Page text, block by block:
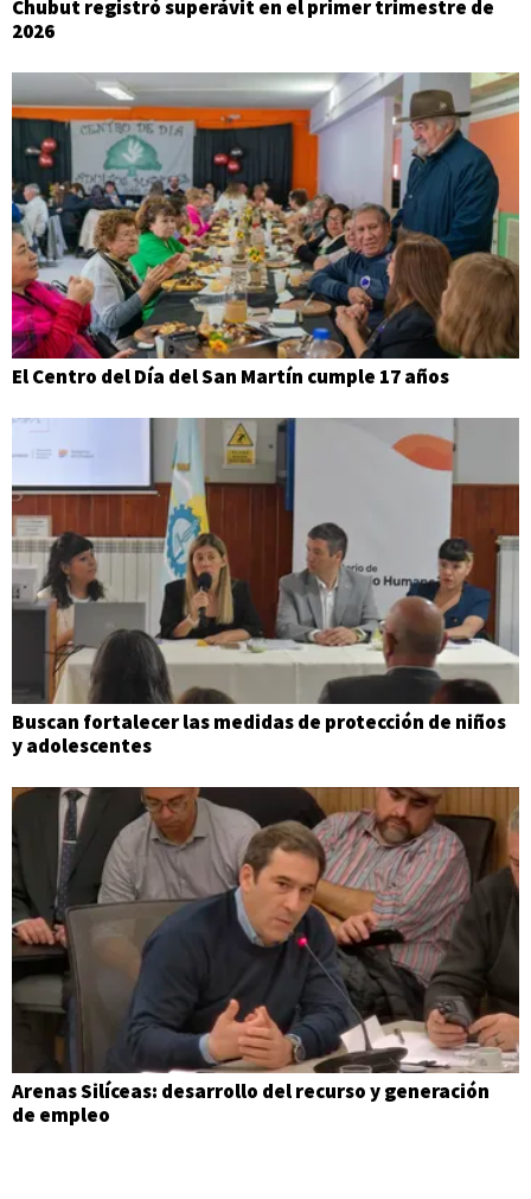
Chubut registró superávit en el primer trimestre de
2026
El Centro del Día del San Martín cumple 17 años
Buscan fortalecer las medidas de protección de niños
y adolescentes
Arenas Silíceas: desarrollo del recurso y generación
de empleo